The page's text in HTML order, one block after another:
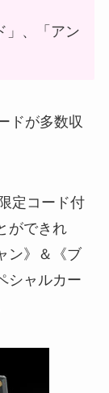
」、「アン
ドが多数収
定コード付
ができれ
ン》＆《ブ
シャルカー